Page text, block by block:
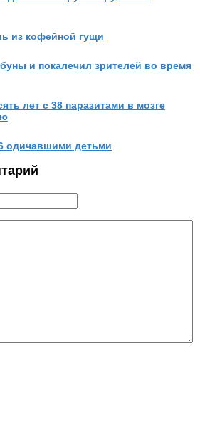
из кофейной гущи
и покалечил зрителей во время
лет с 38 паразитами в мозге
одичавшими детьми